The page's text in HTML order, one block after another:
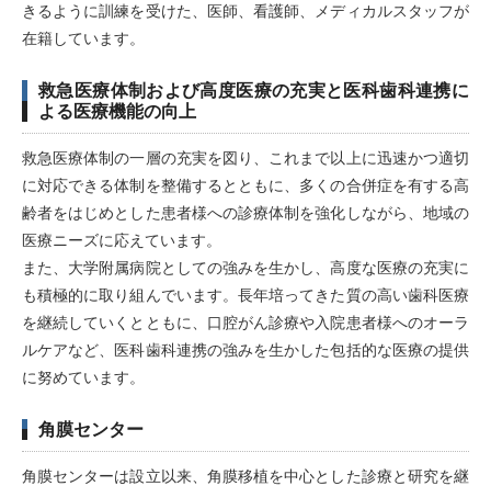
きるように訓練を受けた、医師、看護師、メディカルスタッフが
在籍しています。
救急医療体制および高度医療の充実と医科歯科連携に
よる医療機能の向上
救急医療体制の一層の充実を図り、これまで以上に迅速かつ適切
に対応できる体制を整備するとともに、多くの合併症を有する高
齢者をはじめとした患者様への診療体制を強化しながら、地域の
医療ニーズに応えています。
また、大学附属病院としての強みを生かし、高度な医療の充実に
も積極的に取り組んでいます。長年培ってきた質の高い歯科医療
を継続していくとともに、口腔がん診療や入院患者様へのオーラ
ルケアなど、医科歯科連携の強みを生かした包括的な医療の提供
に努めています。
角膜センター
角膜センターは設立以来、角膜移植を中心とした診療と研究を継